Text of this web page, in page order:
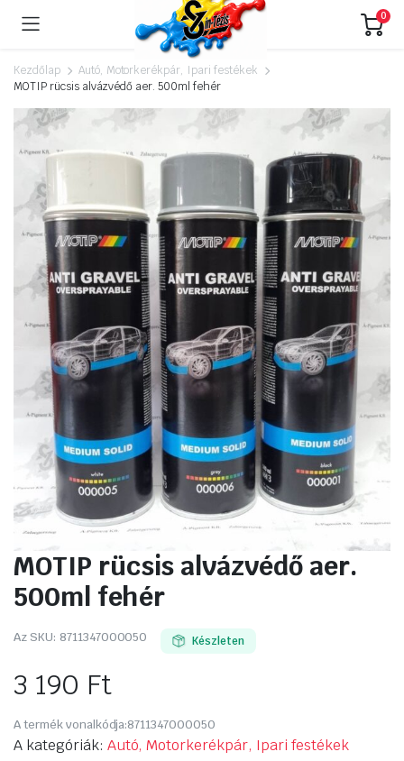
0
Kezdőlap
Autó, Motorkerékpár, Ipari festékek
MOTIP rücsis alvázvédő aer. 500ml fehér
MOTIP rücsis alvázvédő aer.
500ml fehér
Az SKU: 8711347000050 Készleten
3 190 Ft
A termék vonalkódja:8711347000050
A kategóriák: Autó, Motorkerékpár, Ipari festékek